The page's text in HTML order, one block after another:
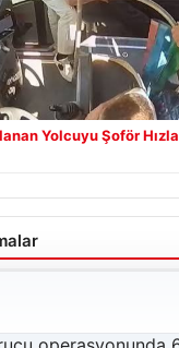
Yolcuyu Şoför
Bürosu